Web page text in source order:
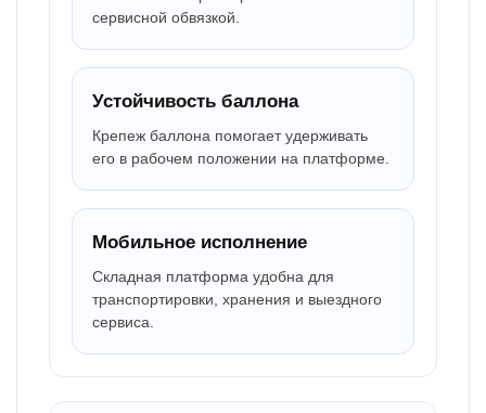
сервисной обвязкой.
Устойчивость баллона
Крепеж баллона помогает удерживать
его в рабочем положении на платформе.
Мобильное исполнение
Складная платформа удобна для
транспортировки, хранения и выездного
сервиса.